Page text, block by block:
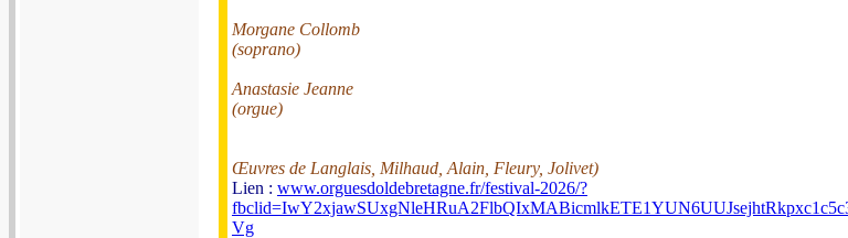
Morgane Collomb
(soprano)
Anastasie Jeanne
(orgue)
Œuvres de Langlais, Milhaud, Alain, Fleury, Jolivet)
Lien : www.orguesdoldebretagne.fr/festival-2026/?
Vg